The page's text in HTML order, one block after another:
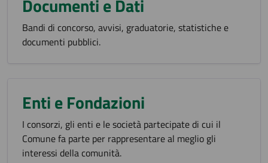
Documenti e Dati
Bandi di concorso, avvisi, graduatorie, statistiche e
documenti pubblici.
Enti e Fondazioni
I consorzi, gli enti e le società partecipate di cui il
Comune fa parte per rappresentare al meglio gli
interessi della comunità.